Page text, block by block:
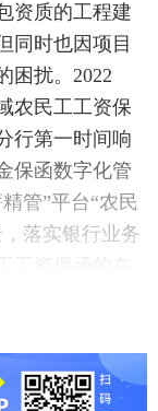
资质的工程建
同时也因项目
困扰。2022
农民工工资保
行第一时间响
保函数字化管
管”平台“农民
落实银行业务
函，并将保函
精细化管理保
目保证金落实